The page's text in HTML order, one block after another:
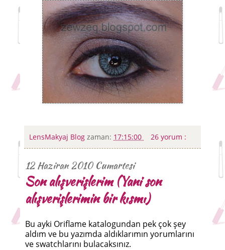
LensMakyaj Blog zaman: 17:15:00 26 yorum :
12 Haziran 2010 Cumartesi
Son alışverişlerim (Yani son
alışverişlerimin bir kısmı)
Bu ayki Oriflame katalogundan pek çok şey
aldım ve bu yazımda aldıklarımın yorumlarını
ve swatchlarını bulacaksınız.